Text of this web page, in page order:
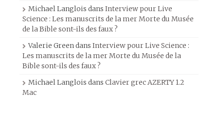
Michael Langlois dans Interview pour Live
Science : Les manuscrits de la mer Morte du Musée
de la Bible sont-ils des faux ?
Valerie Greendans Interview pour Live Science :
Les manuscrits de la mer Morte du Musée de la
Bible sont-ils des faux ?
Michael Langlois dans Clavier grec AZERTY 1.2
Mac